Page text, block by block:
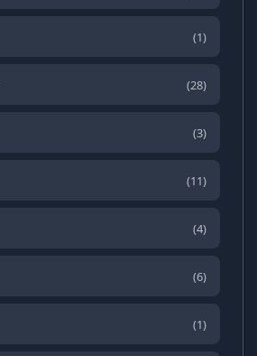
(1)
(28)
(3)
(11)
(4)
(6)
(1)